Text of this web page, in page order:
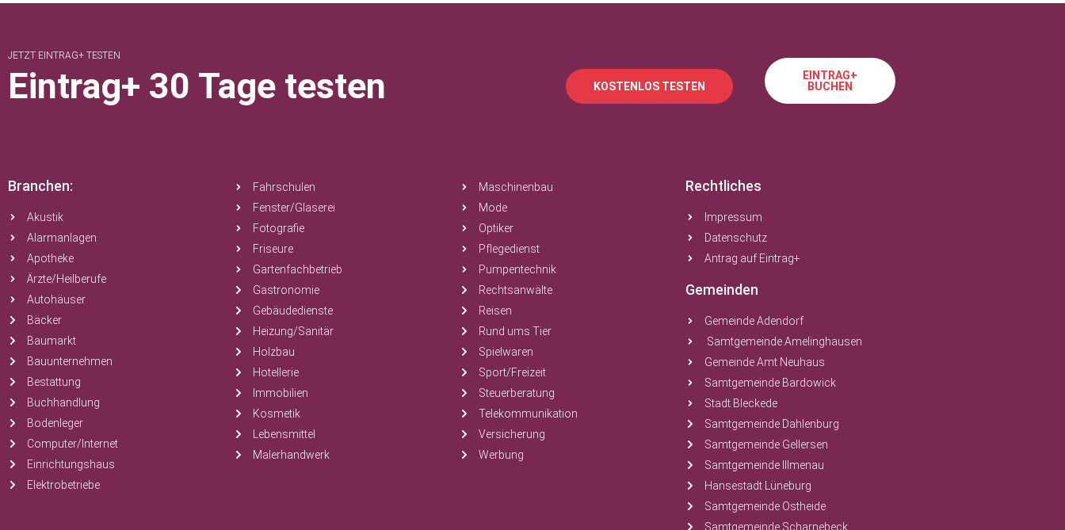
JETZT EINTRAG+ TESTEN
Eintrag+ 30 Tage testen KOSTENLOS TESTEN
EINTRAG+
BUCHEN
Branchen:
Akustik
Alarmanlagen
Apotheke
Ärzte/Heilberufe
Autohäuser
Bäcker
Baumarkt
Bauunternehmen
Bestattung
Buchhandlung
Bodenleger
Computer/Internet
Einrichtungshaus
Elektrobetriebe
Fahrschulen
Fenster/Glaserei
Fotografie
Friseure
Gartenfachbetrieb
Gastronomie
Gebäudedienste
Heizung/Sanitär
Holzbau
Hotellerie
Immobilien
Kosmetik
Lebensmittel
Malerhandwerk
Maschinenbau
Mode
Optiker
Pflegedienst
Pumpentechnik
Rechtsanwälte
Reisen
Rund ums Tier
Spielwaren
Sport/Freizeit
Steuerberatung
Telekommunikation
Versicherung
Werbung
Rechtliches
Impressum
Datenschutz
Antrag auf Eintrag+
Gemeinden
Gemeinde Adendorf
Samtgemeinde Amelinghausen
Gemeinde Amt Neuhaus
Samtgemeinde Bardowick
Stadt Bleckede
Samtgemeinde Dahlenburg
Samtgemeinde Gellersen
Samtgemeinde Illmenau
Hansestadt Lüneburg
Samtgemeinde Ostheide
Samtgemeinde Scharnebeck